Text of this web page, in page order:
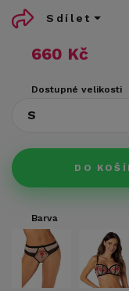
660 Kč
Dostupné velikosti
S
DO
Sdílet
Barva